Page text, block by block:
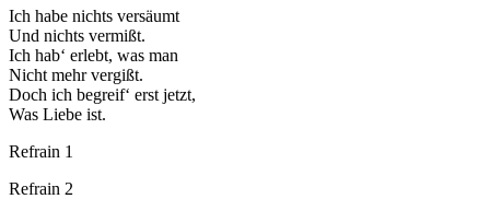
Ich habe nichts versäumt
Und nichts vermißt.
Ich hab‘ erlebt, was man
Nicht mehr vergißt.
Doch ich begreif‘ erst jetzt,
Was Liebe ist.
Refrain 1
Refrain 2